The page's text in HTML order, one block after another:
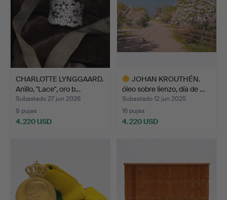
CHARLOTTE LYNGGAARD.
Anillo, "Lace", oro b…
Subastado 27 jun 2026
8 pujas
4.220 USD
JOHAN KROUTHÉN.
óleo sobre lienzo, día de …
Subastado 12 jun 2025
16 pujas
4.220 USD